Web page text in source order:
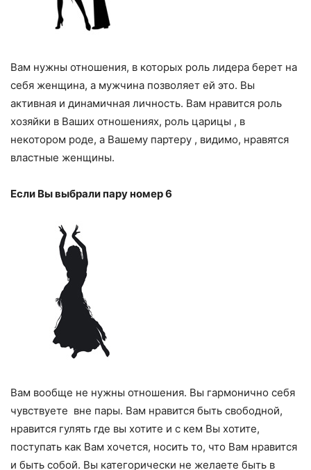
Вам нужны отношения, в которых роль лидера берет на
себя женщина, а мужчина позволяет ей это. Вы
активная и динамичная личность. Вам нравится роль
хозяйки в Ваших отношениях, роль царицы , в
некотором роде, а Вашему партеру , видимо, нравятся
властные женщины.
Если Вы выбрали пару номер 6
Вам вообще не нужны отношения. Вы гармонично себя
чувствуете вне пары. Вам нравится быть свободной,
нравится гулять где вы хотите и с кем Вы хотите,
поступать как Вам хочется, носить то, что Вам нравится
и быть собой. Вы категорически не желаете быть в